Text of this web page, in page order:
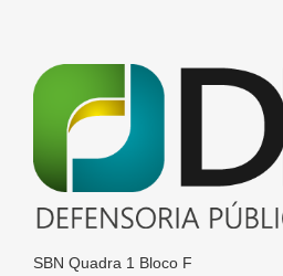
SBN Quadra 1 Bloco F